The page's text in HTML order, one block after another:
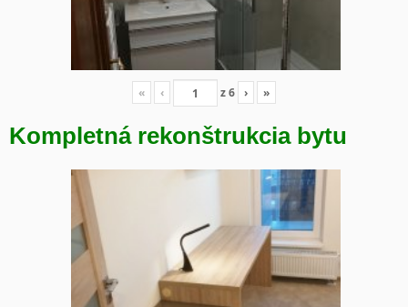
« ‹ z6 › »
Kompletná rekonštrukcia bytu